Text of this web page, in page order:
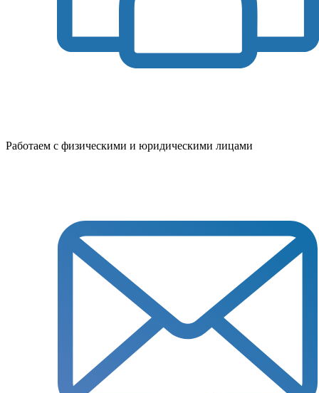
Работаем с физическими и юридическими лицами